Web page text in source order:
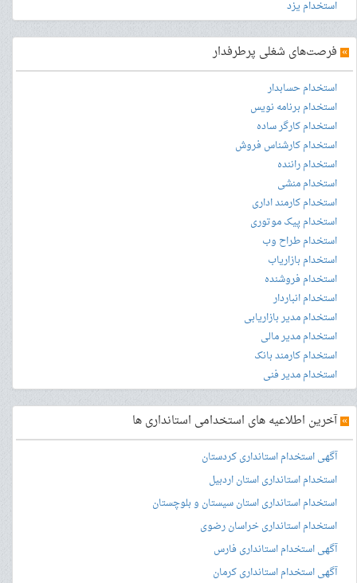
استخدام یزد
» فرصت‌های شغلی پرطرفدار
استخدام حسابدار
استخدام برنامه نویس
استخدام کارگر ساده
استخدام کارشناس فروش
استخدام راننده
استخدام منشی
استخدام کارمند اداری
استخدام پیک موتوری
استخدام طراح وب
استخدام بازاریاب
استخدام فروشنده
استخدام انباردار
استخدام مدیر بازاریابی
استخدام مدیر مالی
استخدام کارمند بانک
استخدام مدیر فنی
»آخرین اطلاعیه های استخدامی استانداری ها
آگهی استخدام استانداری کردستان
استخدام استانداری استان اردبیل
استخدام استانداری استان سیستان و بلوچستان
استخدام استانداری خراسان رضوی
آگهی استخدام استانداری فارس
آگهی استخدام استانداری کرمان